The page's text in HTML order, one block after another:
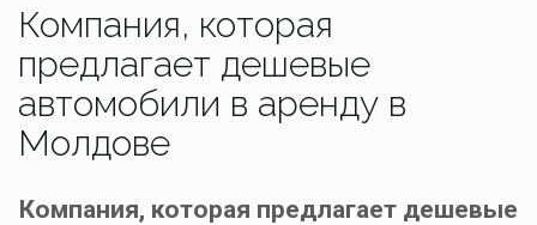
Компания, которая
предлагает дешевые
автомобили в аренду в
Молдове
Компания, которая предлагает дешевые